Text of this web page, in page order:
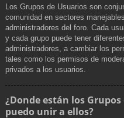
Los Grupos de Usuarios son
comunidad en sectores
administradores del foro. Cada
y cada grupo puede tener
administradores, a cambiar los
tales como los permisos de
privados a los usuarios.
¿Donde están los
puedo unir a ellos?